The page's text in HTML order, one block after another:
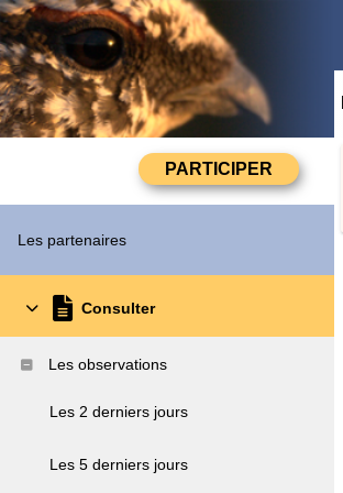
Les partenaires
Consulter
Les observations
Les 2 derniers jours
Les 5 derniers jours